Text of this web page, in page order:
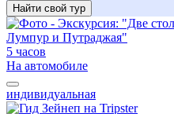
Найти свой тур
5 часов
На автомобиле
индивидуальная